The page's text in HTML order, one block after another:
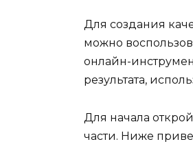
Для создания
можно
онлайн-
результата,
Для начала
части. Ниже